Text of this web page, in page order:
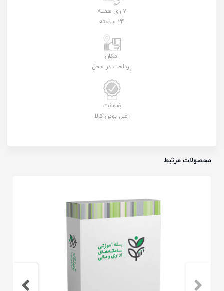
۷ روز هفته
۲۴ ساعته
امکان
پرداخت در محل
ضمانت
اصل بودن کالا
محصولات مرتبط